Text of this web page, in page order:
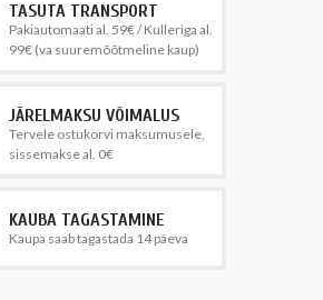
TASUTA TRANSPORT
Pakiautomaati al. 59€ / Kulleriga al.
99€ (va suuremõõtmeline kaup)
JÄRELMAKSU VÕIMALUS
Tervele ostukorvi maksumusele,
sissemakse al. 0€
KAUBA TAGASTAMINE
Kaupa saab tagastada 14 päeva